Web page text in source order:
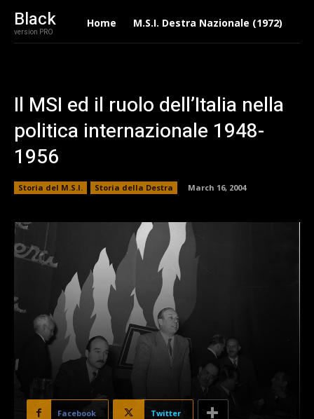
Black
version PRO
Home M.S.I. Destra Nazionale (1972)
Il MSI ed il ruolo dell’Italia nella
politica internazionale 1948-
1956
Storia del M.S.I. Storia della Destra March 16, 2004
Facebook Twitter